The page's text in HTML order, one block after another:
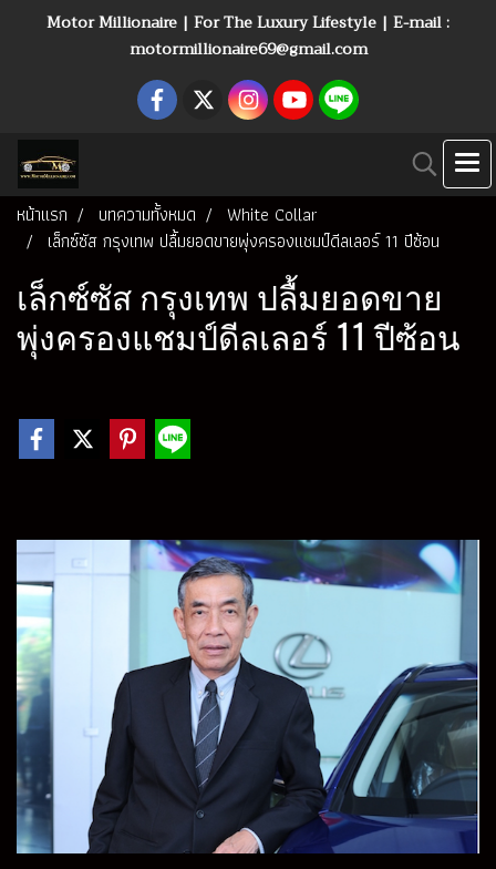
Motor Millionaire | For The Luxury Lifestyle | E-mail :
motormillionaire69@gmail.com
หน้าแรก บทความทั้งหมด
White Collar
เล็กซ์ซัส กรุงเทพ ปลื้มยอดขายพุ่งครองแชมป์ดีลเลอร์ 11 ปีซ้อน
เล็กซ์ซัส กรุงเทพ ปลื้มยอดขาย
พุ่งครองแชมป์ดีลเลอร์ 11 ปีซ้อน